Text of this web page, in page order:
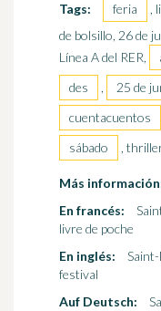
Tags:
feria ,
de bolsillo, 26 de
Línea A del RER,
des
, 25 de
cuentacuentos
sábado
,
Más
En francés:
livre de poche
En inglés:
festival
Auf Deutsch: